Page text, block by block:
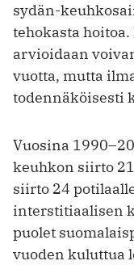
sydän-
tehokasta
arvioidaan
vuotta, mutta
todennäköisesti
Vuosina
keuhkon siirto
siirto 24
interstitiaalisen
puolet
vuoden kuluttua